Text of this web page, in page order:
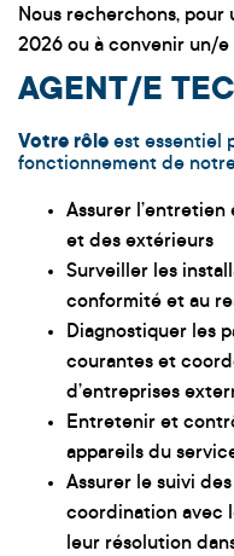
Nous recherchons, pour
2026 ou à convenir un/e
AGENT/E
Votre rôle est essentiel
fonctionnement de
Assurer
et des extérieurs
Surveiller les
conformité et au
Diagnostiquer les
courantes et
d’entreprises
Entretenir et
appareils du
Assurer le suivi
coordination avec
leur résolution